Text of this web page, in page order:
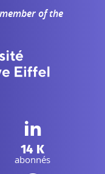
of the
Linkedin :
14 K
abonnés